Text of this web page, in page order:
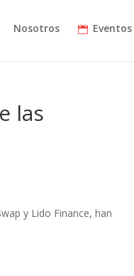
Nosotros Eventos
las
y Lido Finance, han